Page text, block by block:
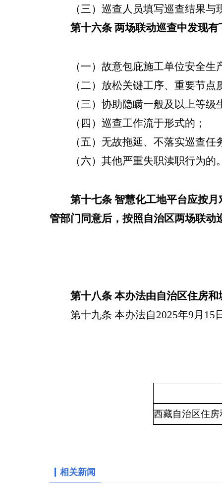
（三）巡查人员填写巡查结果与
第十六条 两场联动巡查中发现有
（一）故意包庇施工单位安全
（二）放松关键工序、重要节点
（三）协助隐瞒一般及以上等级
（四）巡查工作流于形式的 ；
（五）无故拖延、不落实巡查任
（六）其他严重失职渎职行为的
第十七条 智慧化工地平台应按月
管部门同意后，按照自治区两场联动
第十八条 本办法由自治区住房
第十九条 本办法自2025年9月 15
西藏自治区住
相关新闻